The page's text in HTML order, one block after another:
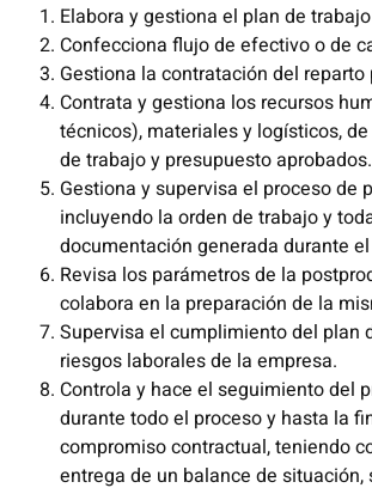
Elabora y gestiona el plan de
Confecciona flujo de efectivo o de
Gestiona la contratación del
Contrata y gestiona los recursos
técnicos), materiales y logísticos,
de trabajo y presupuesto aprobados.
Gestiona y supervisa el proceso de
incluyendo la orden de trabajo y
documentación generada durante
Revisa los parámetros de la
colabora en la preparación de la
Supervisa el cumplimiento del plan
riesgos laborales de la empresa.
Controla y hace el seguimiento del
durante todo el proceso y hasta la
compromiso contractual, teniendo
entrega de un balance de situación,